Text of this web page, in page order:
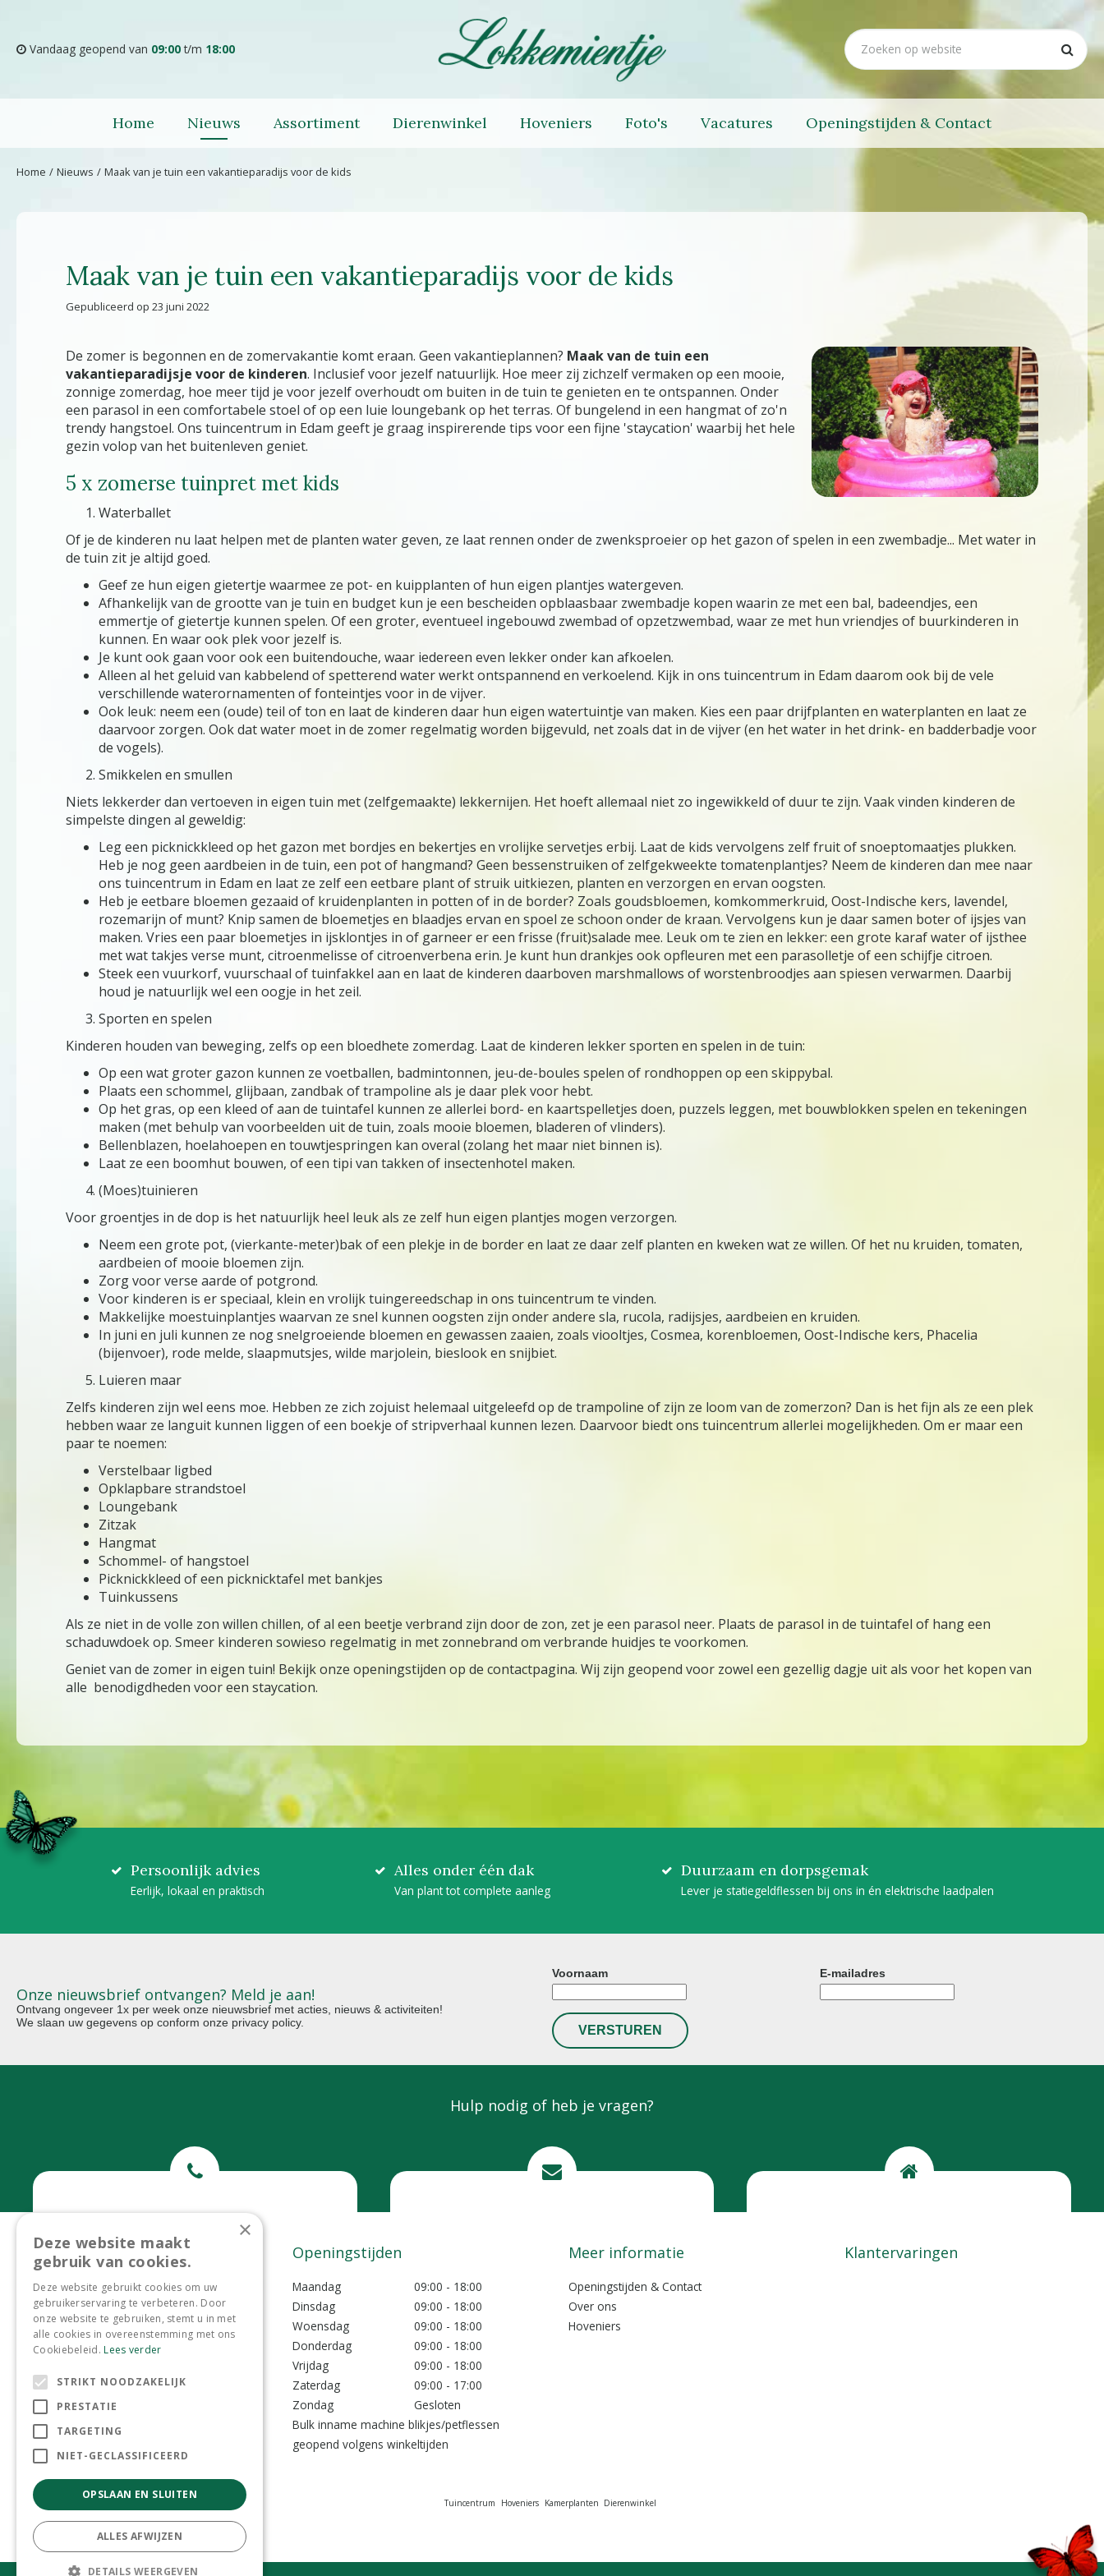
content
Home Nieuws Maak van je tuin een vakantieparadijs voor de kids
Vandaag geopend van 09:00t/m 18:00
Home Nieuws Assortiment Dierenwinkel Hoveniers Foto's Vacatures Openingstijden & Contact
Maak van je tuin een vakantieparadijs voor de kids
Gepubliceerd op 23 juni 2022
De zomer is begonnen en de zomervakantie komt eraan. Geen vakantieplannen? Maak van de tuin een
vakantieparadijsje voor de kinderen. Inclusief voor jezelf natuurlijk. Hoe meer zij zichzelf vermaken op een mooie,
zonnige zomerdag, hoe meer tijd je voor jezelf overhoudt om buiten in de tuin te genieten en te ontspannen. Onder
een parasol in een comfortabele stoel of op een luie loungebank op het terras. Of bungelend in een hangmat of zo'n
trendy hangstoel. Ons tuincentrum in Edam geeft je graag inspirerende tips voor een fijne 'staycation' waarbij het hele
gezin volop van het buitenleven geniet.
5 x zomerse tuinpret met kids
Waterballet
Of je de kinderen nu laat helpen met de planten water geven, ze laat rennen onder de zwenksproeier op het gazon of spelen in een zwembadje... Met water in
de tuin zit je altijd goed.
Geef ze hun eigen gietertje waarmee ze pot- en kuipplanten of hun eigen plantjes watergeven.
Afhankelijk van de grootte van je tuin en budget kun je een bescheiden opblaasbaar zwembadje kopen waarin ze met een bal, badeendjes, een
emmertje of gietertje kunnen spelen. Of een groter, eventueel ingebouwd zwembad of opzetzwembad, waar ze met hun vriendjes of buurkinderen in
kunnen. En waar ook plek voor jezelf is.
Je kunt ook gaan voor ook een buitendouche, waar iedereen even lekker onder kan afkoelen.
Alleen al het geluid van kabbelend of spetterend water werkt ontspannend en verkoelend. Kijk in ons tuincentrum in Edam daarom ook bij de vele
verschillende waterornamenten of fonteintjes voor in de vijver.
Ook leuk: neem een (oude) teil of ton en laat de kinderen daar hun eigen watertuintje van maken. Kies een paar drijfplanten en waterplanten en laat ze
daarvoor zorgen. Ook dat water moet in de zomer regelmatig worden bijgevuld, net zoals dat in de vijver (en het water in het drink- en badderbadje voor
de vogels).
Smikkelen en smullen
Niets lekkerder dan vertoeven in eigen tuin met (zelfgemaakte) lekkernijen. Het hoeft allemaal niet zo ingewikkeld of duur te zijn. Vaak vinden kinderen de
simpelste dingen al geweldig:
Leg een picknickkleed op het gazon met bordjes en bekertjes en vrolijke servetjes erbij. Laat de kids vervolgens zelf fruit of snoeptomaatjes plukken.
Heb je nog geen aardbeien in de tuin, een pot of hangmand? Geen bessenstruiken of zelfgekweekte tomatenplantjes? Neem de kinderen dan mee naar
ons tuincentrum in Edam en laat ze zelf een eetbare plant of struik uitkiezen, planten en verzorgen en ervan oogsten.
Heb je eetbare bloemen gezaaid of kruidenplanten in potten of in de border? Zoals goudsbloemen, komkommerkruid, Oost-Indische kers, lavendel,
rozemarijn of munt? Knip samen de bloemetjes en blaadjes ervan en spoel ze schoon onder de kraan. Vervolgens kun je daar samen boter of ijsjes van
maken. Vries een paar bloemetjes in ijsklontjes in of garneer er een frisse (fruit)salade mee. Leuk om te zien en lekker: een grote karaf water of ijsthee
met wat takjes verse munt, citroenmelisse of citroenverbena erin. Je kunt hun drankjes ook opfleuren met een parasolletje of een schijfje citroen.
Steek een vuurkorf, vuurschaal of tuinfakkel aan en laat de kinderen daarboven marshmallows of worstenbroodjes aan spiesen verwarmen. Daarbij
houd je natuurlijk wel een oogje in het zeil.
Sporten en spelen
Kinderen houden van beweging, zelfs op een bloedhete zomerdag. Laat de kinderen lekker sporten en spelen in de tuin:
Op een wat groter gazon kunnen ze voetballen, badmintonnen, jeu-de-boules spelen of rondhoppen op een skippybal.
Plaats een schommel, glijbaan, zandbak of trampoline als je daar plek voor hebt.
Op het gras, op een kleed of aan de tuintafel kunnen ze allerlei bord- en kaartspelletjes doen, puzzels leggen, met bouwblokken spelen en tekeningen
maken (met behulp van voorbeelden uit de tuin, zoals mooie bloemen, bladeren of vlinders).
Bellenblazen, hoelahoepen en touwtjespringen kan overal (zolang het maar niet binnen is).
Laat ze een boomhut bouwen, of een tipi van takken of insectenhotel maken.
(Moes)tuinieren
Voor groentjes in de dop is het natuurlijk heel leuk als ze zelf hun eigen plantjes mogen verzorgen.
Neem een grote pot, (vierkante-meter)bak of een plekje in de border en laat ze daar zelf planten en kweken wat ze willen. Of het nu kruiden, tomaten,
aardbeien of mooie bloemen zijn.
Zorg voor verse aarde of potgrond.
Voor kinderen is er speciaal, klein en vrolijk tuingereedschap in ons tuincentrum te vinden.
Makkelijke moestuinplantjes waarvan ze snel kunnen oogsten zijn onder andere sla, rucola, radijsjes, aardbeien en kruiden.
In juni en juli kunnen ze nog snelgroeiende bloemen en gewassen zaaien, zoals viooltjes, Cosmea, korenbloemen, Oost-Indische kers, Phacelia
(bijenvoer), rode melde, slaapmutsjes, wilde marjolein, bieslook en snijbiet.
Luieren maar
Zelfs kinderen zijn wel eens moe. Hebben ze zich zojuist helemaal uitgeleefd op de trampoline of zijn ze loom van de zomerzon? Dan is het fijn als ze een plek
hebben waar ze languit kunnen liggen of een boekje of stripverhaal kunnen lezen. Daarvoor biedt ons tuincentrum allerlei mogelijkheden. Om er maar een
paar te noemen:
Verstelbaar ligbed
Opklapbare strandstoel
Loungebank
Zitzak
Hangmat
Schommel- of hangstoel
Picknickkleed of een picknicktafel met bankjes
Tuinkussens
Als ze niet in de volle zon willen chillen, of al een beetje verbrand zijn door de zon, zet je een parasol neer. Plaats de parasol in de tuintafel of hang een
schaduwdoek op. Smeer kinderen sowieso regelmatig in met zonnebrand om verbrande huidjes te voorkomen.
Geniet van de zomer in eigen tuin! Bekijk onze openingstijden op de contactpagina. Wij zijn geopend voor zowel een gezellig dagje uit als voor het kopen van
alle benodigdheden voor een staycation.
Persoonlijk advies
Eerlijk, lokaal en praktisch
Alles onder één dak
Van plant tot complete aanleg
Duurzaam en dorpsgemak
Lever je statiegeldflessen bij ons in én elektrische laadpalen
Onze nieuwsbrief ontvangen? Meld je aan!
Ontvang ongeveer 1x per week onze nieuwsbrief met acties, nieuws & activiteiten!
We slaan uw gegevens op conform onze privacy policy.
Voornaam E-mailadres
Hulp nodig of heb je vragen?
0299-372465
info@lokkemientje.nl
Locatie
Contact
Tuincentrum Lokkemientje
Lokkemientjesweg 1
1135 VZ Edam
info@lokkemientje.nl
Openingstijden
Maandag
09:00 - 18:00
Dinsdag
09:00 - 18:00
Woensdag
09:00 - 18:00
Donderdag
09:00 - 18:00
Vrijdag
09:00 - 18:00
Zaterdag
09:00 - 17:00
Zondag
Gesloten
Bulk inname machine blikjes/petflessen
geopend volgens winkeltijden
Meer informatie
Openingstijden & Contact
Over ons
Hoveniers
Klantervaringen
Tuincentrum Hoveniers Kamerplanten Dierenwinkel
×
Deze website maakt
gebruik van cookies.
Deze website gebruikt cookies om uw
gebruikerservaring te verbeteren. Door
onze website te gebruiken, stemt u in met
alle cookies in overeenstemming met ons
Cookiebeleid. Lees verder
STRIKT NOODZAKELIJK
PRESTATIE
TARGETING
NIET-GECLASSIFICEERD
OPSLAAN EN SLUITEN
ALLES AFWIJZEN
DETAILS WEERGEVEN